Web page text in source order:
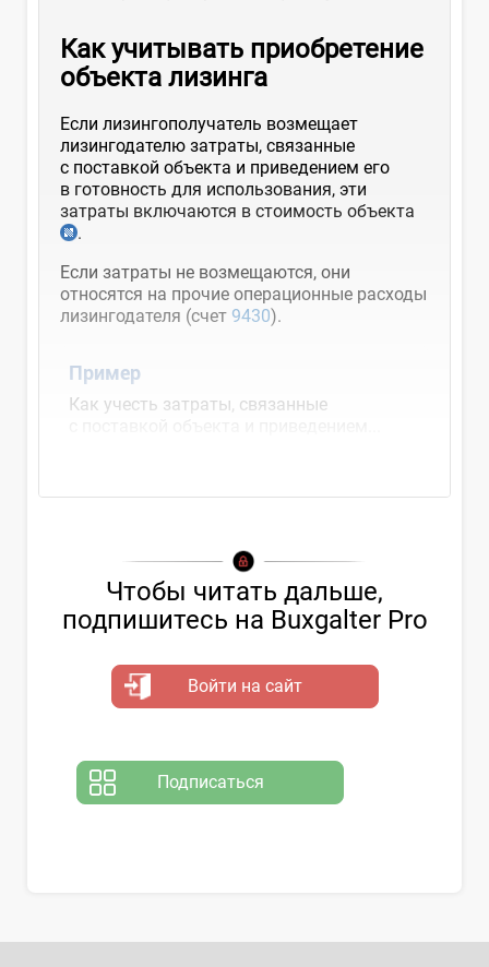
Как учитывать приобретение
объекта лизинга
Если лизингополучатель возмещает
лизингодателю затраты, связанные
с поставкой объекта и приведением его
в готовность для использования, эти
затраты включаются в стоимость объекта
.
Если затраты не возмещаются, они
относятся на прочие операционные расходы
лизингодателя (счет 9430).
Пример
Как учесть затраты, связанные
Чтобы читать дальше,
подпишитесь на Buxgalter Pro
Войти на сайт
Подписаться